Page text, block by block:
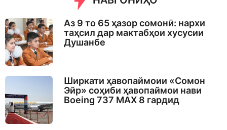
Аз 9 то 65 ҳазор сомонӣ: нархи
таҳсил дар мактабҳои хусусии
Душанбе
Ширкати ҳавопаймоии «Сомон
Эйр» соҳиби ҳавопаймои нави
Boeing 737 MAX 8 гардид